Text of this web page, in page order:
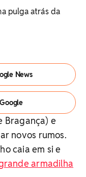
pulga atrás da
News
Bragança) e
novos rumos.
caia em si e
armadilha